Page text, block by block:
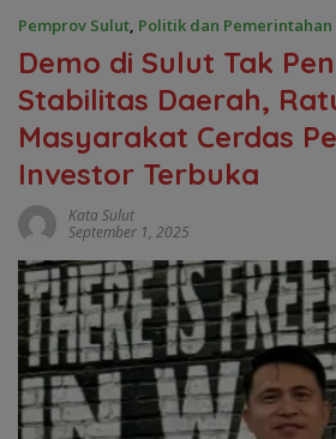
Pemprov Sulut, Politik dan Pemerintahan
Demo di Sulut Tak
Stabilitas Daerah,
Masyarakat Cerdas
Investor Terbuka
Kata Sulut
September 1, 2025